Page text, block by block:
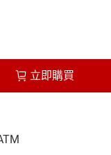
立即購買